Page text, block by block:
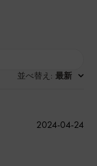
並べ替え : 最新
公
2024-04-24